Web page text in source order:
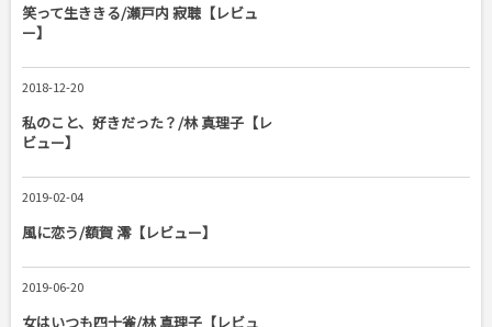
笑って生ききる/瀬戸内 寂聴【レビュ
ー】
2018-12-20
私のこと、好きだった？/林 真理子【レ
ビュー】
2019-02-04
風に恋う/額賀 澪【レビュー】
2019-06-20
女はいつも四十雀/林 真理子【レビュ